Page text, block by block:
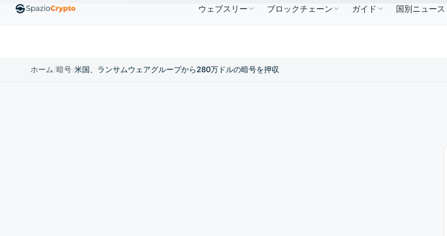
↑1.10% EthereumETH $0.9991↑0.00% BNB $586.64↑2.10% USDC USDC $0.9995 ↑0.00% XRP XRP
ウェブスリー ブロックチェーン ガイド 国別ニュース
ホーム/暗号/米国、ランサムウェアグループから280万ドルの暗号を押収